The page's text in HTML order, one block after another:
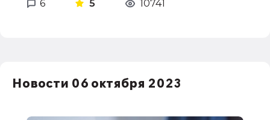
6
5 10741
Новости 06 октября 2023